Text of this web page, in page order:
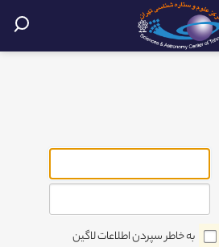
به خاطر سپردن اطلاعات لاگین